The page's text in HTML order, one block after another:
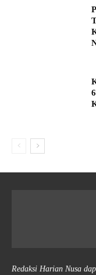
Redaksi Harian Nusa